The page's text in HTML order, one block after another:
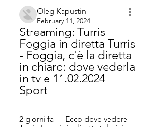
Oleg Kapustin
February 11, 2024
Streaming: Turris
Foggia in diretta Turris
- Foggia, c'è la diretta
in chiaro: dove vederla
in tv e 11.02.2024
Sport
2 giorni fa — Ecco dove vedere